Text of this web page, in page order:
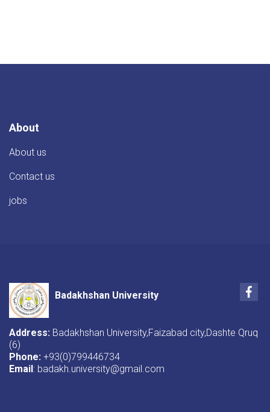
About
About us
Contact us
jobs
Badakhshan University
Address: Badakhshan University,Faizabad city,Dashte Qruq
(6)
Phone: +93(0)799446734
Email: badakh.university@gmail.com